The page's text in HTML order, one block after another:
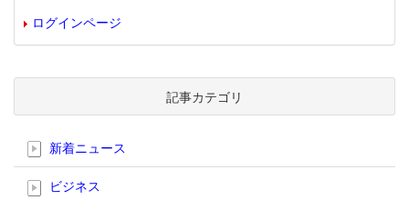
ログインページ
記事カテゴリ
新着ニュース
ビジネス